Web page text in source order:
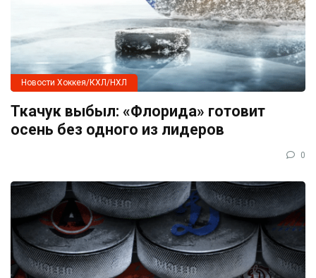
Новости Хоккея/КХЛ/НХЛ
Ткачук выбыл: «Флорида» готовит
осень без одного из лидеров
0